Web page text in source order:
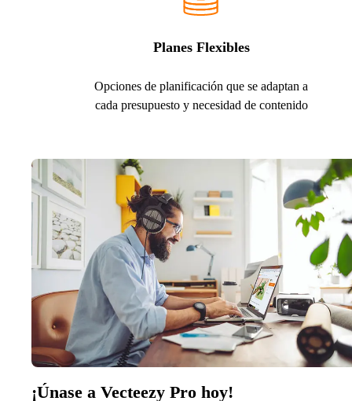
Planes Flexibles
Opciones de planificación que se adaptan a
cada presupuesto y necesidad de contenido
¡Únase a Vecteezy Pro hoy!